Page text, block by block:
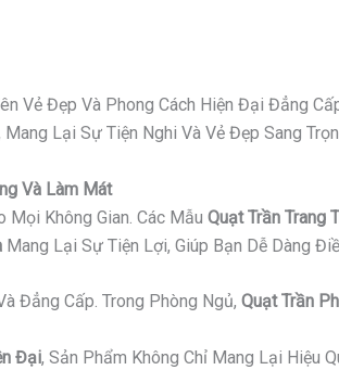
Vẻ Đẹp Và Phong Cách Hiện Đại Đẳng
Lại Sự Tiện Nghi Và Vẻ Đẹp Sang
Và Làm Mát
Mọi Không Gian. Các Mẫu Quạt Trần Trang
Mang Lại Sự Tiện Lợi, Giúp Bạn Dễ Dàng
Đẳng Cấp. Trong Phòng Ngủ, Quạt Trần
Đại, Sản Phẩm Không Chỉ Mang Lại Hiệu